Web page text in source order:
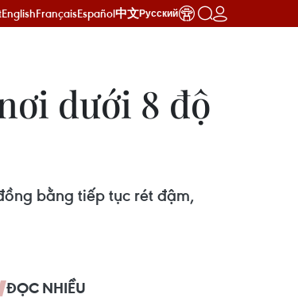
EnglishFrançaisEspañol中文Русский
dưới 8 độ
bằng tiếp tục rét đậm,
ĐỌC NHIỀU